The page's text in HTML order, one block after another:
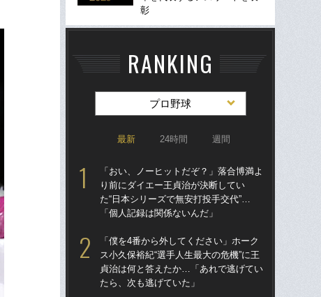
彰
RANKING
プロ野球
最新 24時間 週間
「おい、ノーヒットだぞ？」落合博満よ
り前にダイエー王貞治が決断してい
た“日本シリーズで無安打投手交代”…
「個人記録は関係ないんだ」
「僕を4番から外してください」ホーク
ス小久保裕紀“選手人生最大の危機”に王
貞治は何と答えたか…「あれで逃げてい
たら、次も逃げていた」